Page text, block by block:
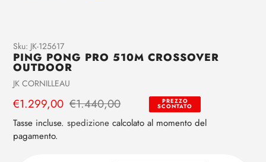
Aggiunta
di
prodotto
al
tuo
carrello
Sku: JK-125617
PING PONG PRO 510M CROSSOVER
OUTDOOR
Venditrice
JK CORNILLEAU
Prezzo
di
vendita
€1.299,00
Prezzo
regolare
€1.440,00 PREZZO
SCONTATO
Tasse incluse. spedizione calcolato al momento del
pagamento.